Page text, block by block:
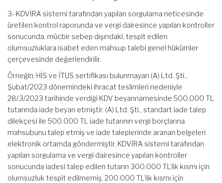
3- KDVİRA sistemi tarafından yapılan sorgulama neticesinde
üretilen kontrol raporunda ve vergi dairesince yapılan kontroller
sonucunda, mücbir sebep dışındaki, tespit edilen
olumsuzluklara isabet eden mahsup talebi genel hükümler
çerçevesinde değerlendirilir.
Örneğin; HİS ve İTUS sertifikası bulunmayan (A) Ltd. Şti.,
Şubat/2023 dönemindeki ihracat teslimleri nedeniyle
28/3/2023 tarihinde verdiği KDV beyannamesinde 500.000 TL
tutarında iade beyan etmiştir. (A) Ltd. Şti., standart iade talep
dilekçesi ile 500.000 TL iade tutarının vergi borçlarına
mahsubunu talep etmiş ve iade taleplerinde aranan belgeleri
elektronik ortamda göndermiştir. KDVİRA sistemi tarafından
yapılan sorgulama ve vergi dairesince yapılan kontroller
sonucunda iadesi talep edilen tutarın 300.000 TL’lik kısmı için
olumsuzluk tespit edilmemiş, 200.000 TL’lik kısmı için